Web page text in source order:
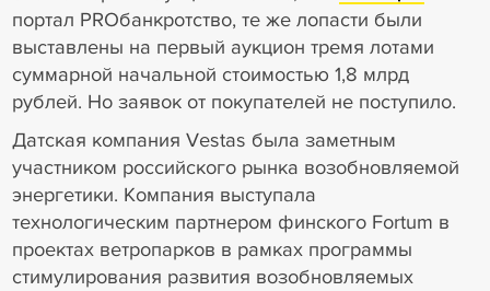
портал PROбанкротство, те же лопасти были
выставлены на первый аукцион тремя лотами
суммарной начальной стоимостью 1,8 млрд
рублей. Но заявок от покупателей не поступило.
Датская компания Vestas была заметным
участником российского рынка возобновляемой
энергетики. Компания выступала
технологическим партнером финского Fortum в
проектах ветропарков в рамках программы
стимулирования развития возобновляемых